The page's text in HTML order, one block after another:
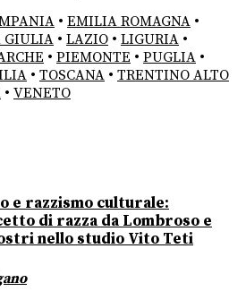
• EMILIA ROMAGNA •
GIULIA • LAZIO • LIGURIA •
• PIEMONTE • PUGLIA •
• TOSCANA • TRENTINO ALTO
• VENETO
e razzismo culturale:
di razza da Lombroso e
nello studio Vito Teti